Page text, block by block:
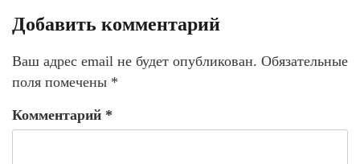
Добавить комментарий
Ваш адрес email не будет опубликован. Обязательные
поля помечены *
Комментарий *